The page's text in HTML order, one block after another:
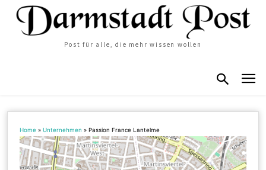
Post für alle, die mehr wissen wollen
Home »Unternehmen »Passion France Lantelme